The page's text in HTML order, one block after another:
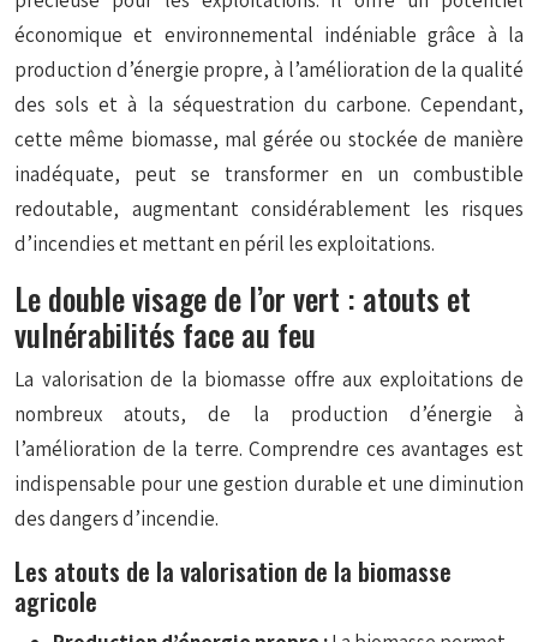
économique et environnemental indéniable grâce à la
production d’énergie propre, à l’amélioration de la qualité
des sols et à la séquestration du carbone. Cependant,
cette même biomasse, mal gérée ou stockée de manière
inadéquate, peut se transformer en un combustible
redoutable, augmentant considérablement les risques
d’incendies et mettant en péril les exploitations.
Le double visage de l’or vert : atouts et
vulnérabilités face au feu
La valorisation de la biomasse offre aux exploitations de
nombreux atouts, de la production d’énergie à
l’amélioration de la terre. Comprendre ces avantages est
indispensable pour une gestion durable et une diminution
des dangers d’incendie.
Les atouts de la valorisation de la biomasse
agricole